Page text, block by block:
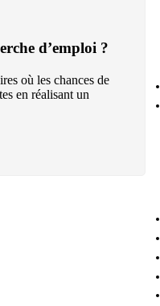
d’emploi ?
où les chances de
en réalisant un